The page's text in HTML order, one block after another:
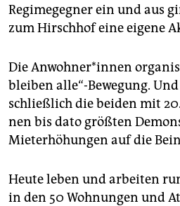
Regimegegner ein und aus
zum Hirschhof eine eigene
Die An­woh­ne­r*in­nen
bleiben alle“-Bewegung.
schließlich die beiden mit
nen bis dato größten
Mieterhöhungen auf die
Heute leben und arbeiten
in den 50 Wohnungen und